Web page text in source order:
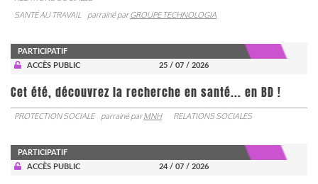
SANTÉ AU TRAVAIL
parrainé parGROUPE TECHNOLOGIA
PARTICIPATIF
ACCÈS PUBLIC
25 / 07 / 2026
Cet été, découvrez la recherche en santé... en BD !
PROTECTION SOCIALE parrainé parMNH RELATIONS SOCIALES
PARTICIPATIF
ACCÈS PUBLIC
24 / 07 / 2026